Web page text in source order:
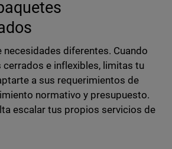
necesidades diferentes. Cuando
e inflexibles, limitas tu
a sus requerimientos de
normativo y presupuesto.
escalar tus propios servicios de